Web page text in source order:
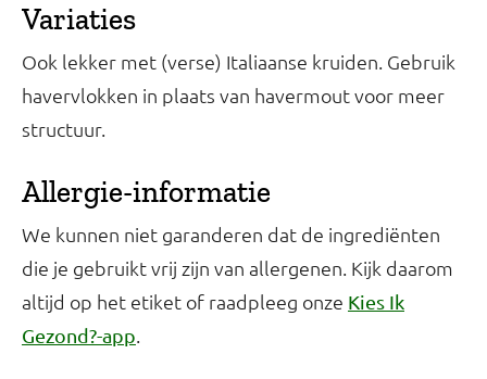
Variaties
Ook lekker met (verse) Italiaanse kruiden. Gebruik
havervlokken in plaats van havermout voor meer
structuur.
Allergie-informatie
We kunnen niet garanderen dat de ingrediënten
die je gebruikt vrij zijn van allergenen. Kijk daarom
altijd op het etiket of raadpleeg onze Kies Ik
Gezond?-app.